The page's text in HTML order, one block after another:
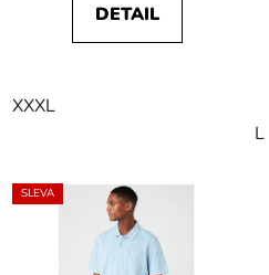
DETAIL
XXXL
L
SLEVA